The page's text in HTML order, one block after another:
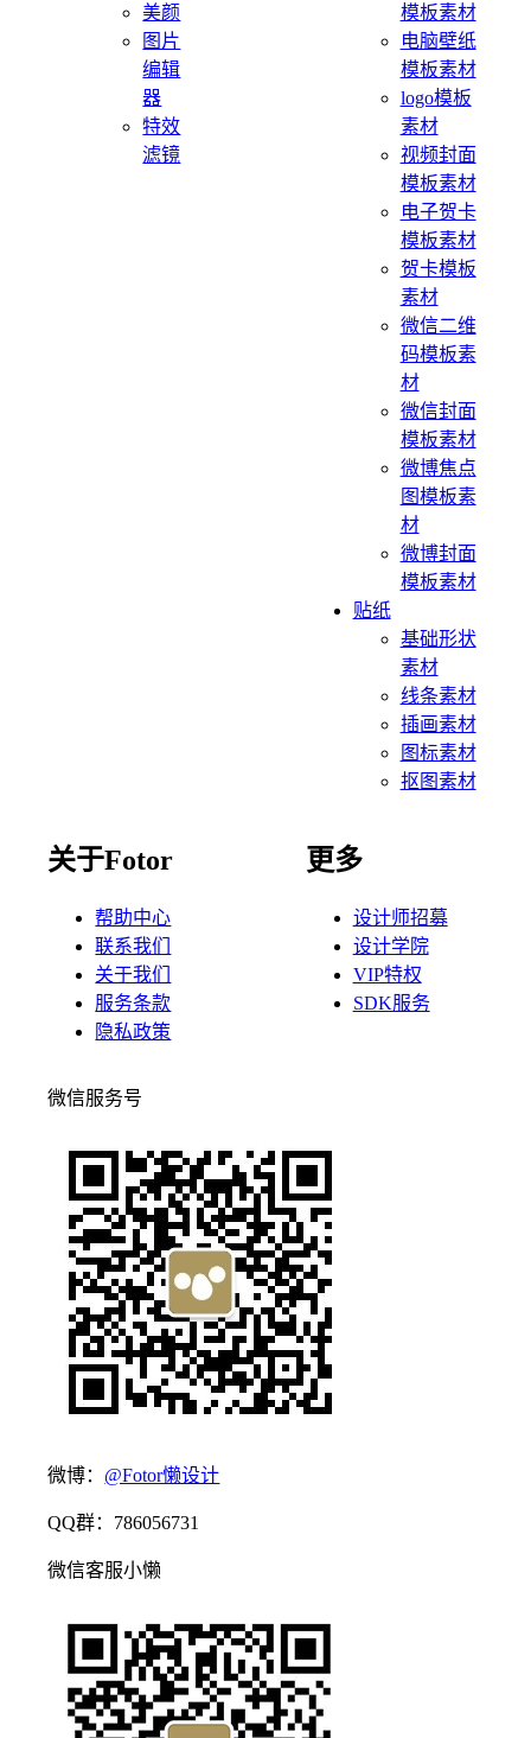
美颜
图片
编辑
器
特效
滤镜
模板素材
电脑壁纸
模板素材
logo模板
素材
视频封面
模板素材
电子贺卡
模板素材
贺卡模板
素材
微信二维
码模板素
材
微信封面
模板素材
微博焦点
图模板素
材
微博封面
模板素材
贴纸
基础形状
素材
线条素材
插画素材
图标素材
抠图素材
关于Fotor
帮助中心
联系我们
关于我们
服务条款
隐私政策
更多
设计师招募
设计学院
VIP特权
SDK服务
微信服务号
微博： @Fotor懒设计
QQ群：786056731
微信客服小懒